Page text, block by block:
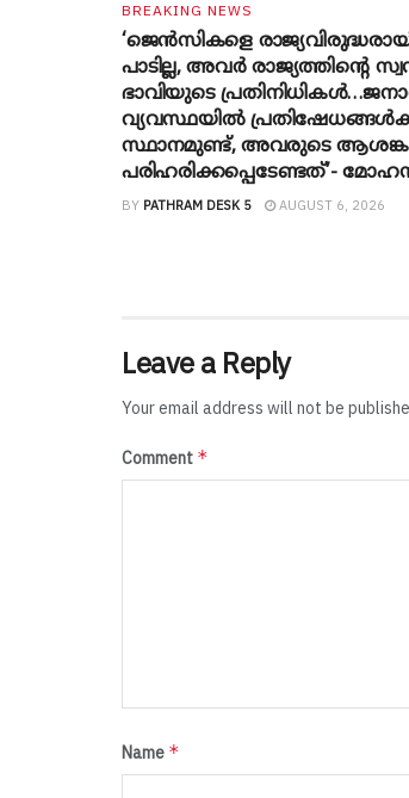
BREAKING NEWS
‘ജെൻസികളെ
പാടില്ല, അവർ രാജ്യത്തിന്റെ
ഭാവിയുടെ
വ്യവസ്ഥയിൽ
സ്ഥാനമുണ്ട്, അവരുടെ
പരിഹരിക്കപ്പെടേണ്ടത്’-
BY PATHRAM DESK 5 AUGUST 6, 2026
Leave a Reply
Your email address will not be
Comment *
Name *